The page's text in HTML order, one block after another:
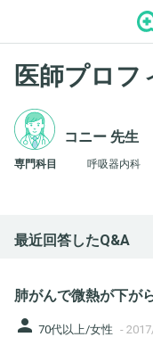
医師プロフ
コニー 先生
専門科目 呼吸器内科
最近回答したQ&A
肺がんで微熱が下が
person 70代以上/女性 -